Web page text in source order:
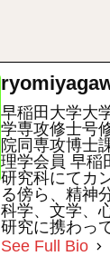
早稲田大学大
学専攻修士号
院同専攻博士
理学会員 早稲
研究科にてカ
る傍ら、精神
科学、文学、
研究に携わっ
See Full Bio